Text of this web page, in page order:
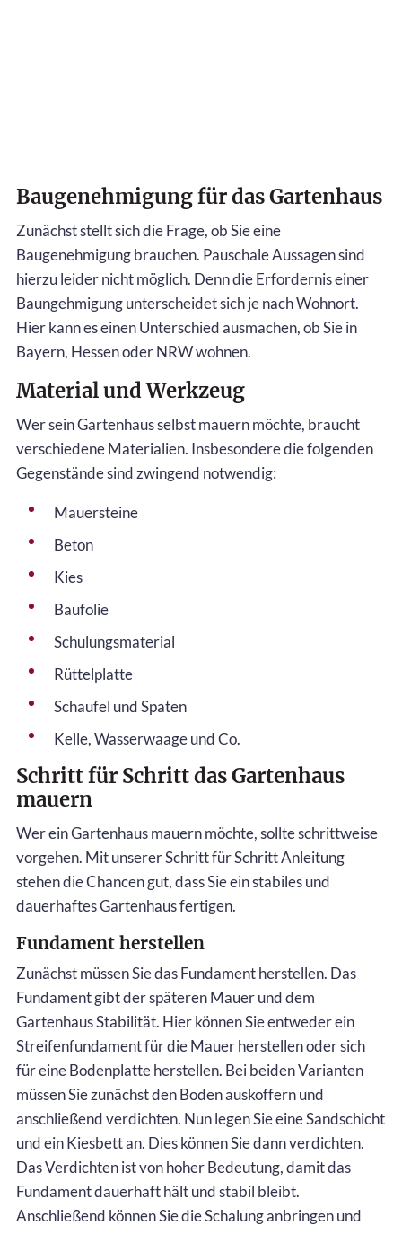
Baugenehmigung für das Gartenhaus
Zunächst stellt sich die Frage, ob Sie eine
Baugenehmigung brauchen. Pauschale Aussagen sind
hierzu leider nicht möglich. Denn die Erfordernis einer
Baungehmigung unterscheidet sich je nach Wohnort.
Hier kann es einen Unterschied ausmachen, ob Sie in
Bayern, Hessen oder NRW wohnen.
Material und Werkzeug
Wer sein Gartenhaus selbst mauern möchte, braucht
verschiedene Materialien. Insbesondere die folgenden
Gegenstände sind zwingend notwendig:
Mauersteine
Beton
Kies
Baufolie
Schulungsmaterial
Rüttelplatte
Schaufel und Spaten
Kelle, Wasserwaage und Co.
Schritt für Schritt das Gartenhaus
mauern
Wer ein Gartenhaus mauern möchte, sollte schrittweise
vorgehen. Mit unserer Schritt für Schritt Anleitung
stehen die Chancen gut, dass Sie ein stabiles und
dauerhaftes Gartenhaus fertigen.
Fundament herstellen
Zunächst müssen Sie das Fundament herstellen. Das
Fundament gibt der späteren Mauer und dem
Gartenhaus Stabilität. Hier können Sie entweder ein
Streifenfundament für die Mauer herstellen oder sich
für eine Bodenplatte herstellen. Bei beiden Varianten
müssen Sie zunächst den Boden auskoffern und
anschließend verdichten. Nun legen Sie eine Sandschicht
und ein Kiesbett an. Dies können Sie dann verdichten.
Das Verdichten ist von hoher Bedeutung, damit das
Fundament dauerhaft hält und stabil bleibt.
Anschließend können Sie die Schalung anbringen und